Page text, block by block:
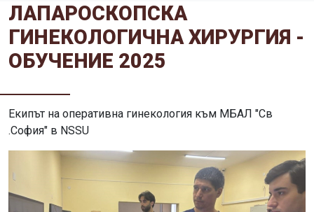
ЛАПАРОСКОПСКА
ГИНЕКОЛОГИЧНА ХИРУРГИЯ -
ОБУЧЕНИЕ 2025
Екипът на оперативна гинекология към МБАЛ "Св
.София" в NSSU